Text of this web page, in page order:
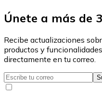
Únete a más de
Recibe actualizaciones
productos y
directamente en tu correo.